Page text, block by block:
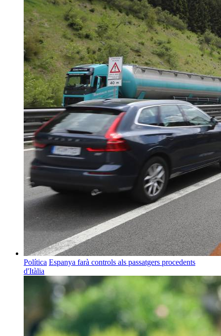
Política Espanya farà controls als passatgers procedents
d'Itàlia